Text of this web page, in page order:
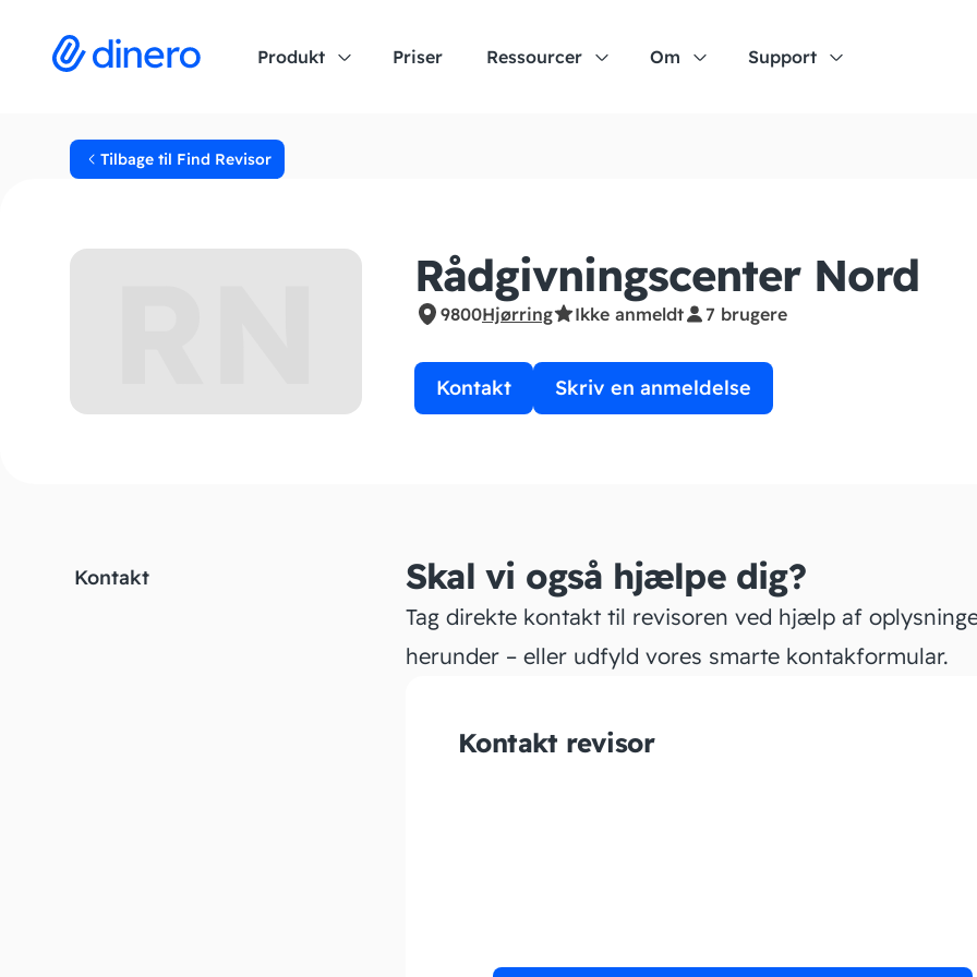
Produkt Priser Ressourcer Om Support
Tilbage til Find Revisor
Rådgivningscenter Nord
9800Hjørring Ikke anmeldt 7 brugere
Kontakt Skriv en anmeldelse
Kontakt Skal vi også hjælpe dig?
Tag direkte kontakt til revisoren ved hjælp af
herunder – eller udfyld vores smarte kontakformular.
Kontakt revisor